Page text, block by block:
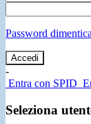
Password
-
Entra con SPID
Seleziona